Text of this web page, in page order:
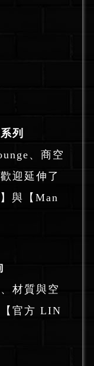
列
、商空
迎延伸了
與 【Man
材質與空
【官方 LIN